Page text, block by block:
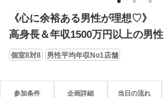
1 2 3
《心に余裕ある男性が理想♡》
高身長＆年収1500万円以上の男性
個室8対8 男性平均年収No1店舗
参加条件 企画詳細 当日の流れ